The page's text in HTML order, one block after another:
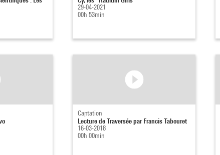
29-04-2021
00h 53min
Captation
Lecture de Traversée par Francis Tabouret
16-03-2018
00h 00min